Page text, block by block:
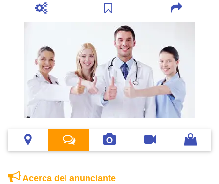
Acerca del anunciante